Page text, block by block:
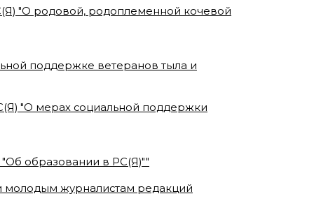
"О родовой, родоплеменной кочевой
поддержке ветеранов тыла и
"О мерах социальной поддержки
образовании в РС(Я)""
молодым журналистам редакций